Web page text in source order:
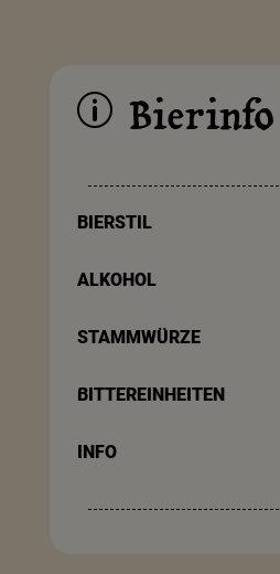
p Bierinfo
BIERSTIL
ALKOHOL
STAMMWÜRZE
BITTEREINHEITEN
INFO